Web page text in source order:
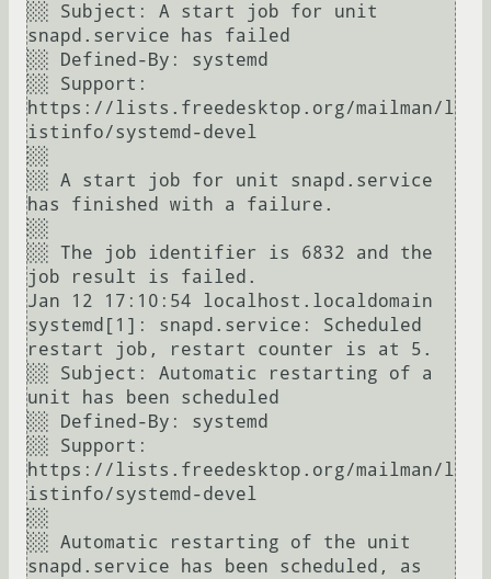
░░ Subject: A start job for unit
snapd.service has failed
░░ Defined-By: systemd
░░ Support:
https://lists.freedesktop.org/mailman/l
istinfo/systemd-devel
░░
░░ A start job for unit snapd.service
has finished with a failure.
░░
░░ The job identifier is 6832 and the
job result is failed.
Jan 12 17:10:54 localhost.localdomain
systemd[1]: snapd.service: Scheduled
restart job, restart counter is at 5.
░░ Subject: Automatic restarting of a
unit has been scheduled
░░ Defined-By: systemd
░░ Support:
https://lists.freedesktop.org/mailman/l
istinfo/systemd-devel
░░
░░ Automatic restarting of the unit
snapd.service has been scheduled, as